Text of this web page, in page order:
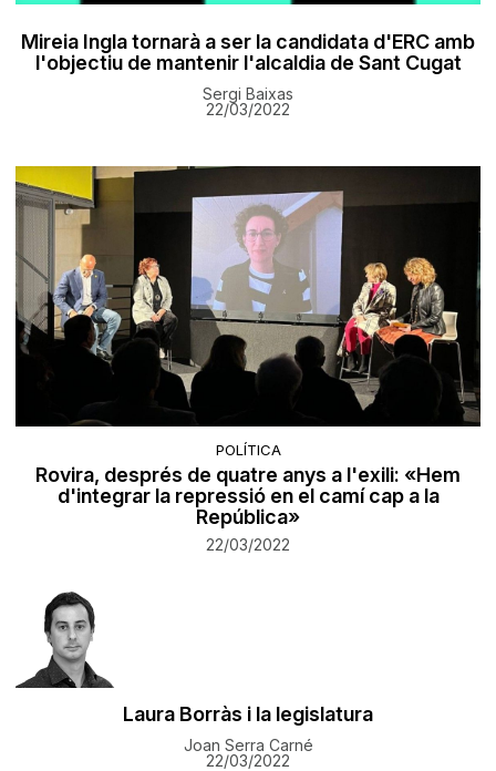
Mireia Ingla tornarà a ser la candidata d'ERC amb
l'objectiu de mantenir l'alcaldia de Sant Cugat
Sergi Baixas
22/03/2022
POLÍTICA
Rovira, després de quatre anys a l'exili: «Hem
d'integrar la repressió en el camí cap a la
República»
22/03/2022
Laura Borràs i la legislatura
Joan Serra Carné
22/03/2022